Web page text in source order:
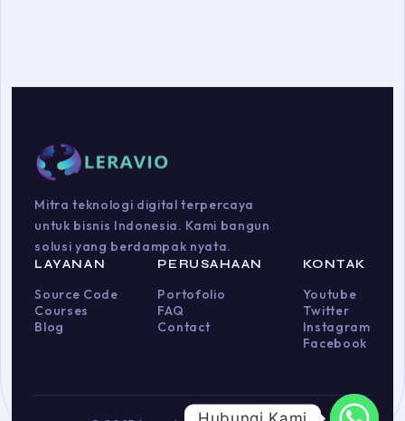
Mitra teknologi digital terpercaya
untuk bisnis Indonesia. Kami bangun
solusi yang berdampak nyata.
LAYANAN
Source Code
Courses
Blog
PERUSAHAAN
Portofolio
FAQ
Contact
KONTAK
Youtube
Twitter
Instagram
Facebook